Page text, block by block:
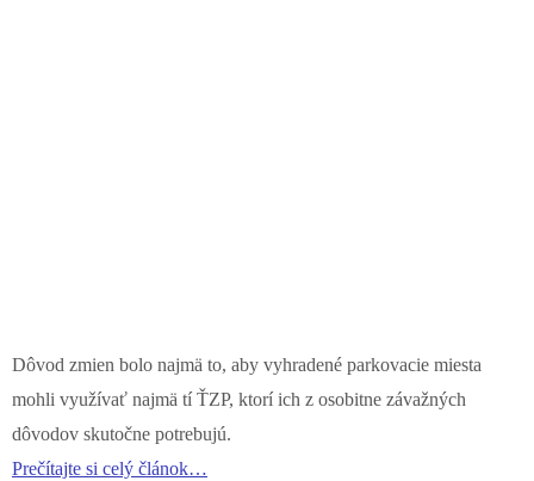
Dôvod zmien bolo najmä to, aby vyhradené parkovacie miesta
mohli využívať najmä tí ŤZP, ktorí ich z osobitne závažných
dôvodov skutočne potrebujú.
Prečítajte si celý článok…